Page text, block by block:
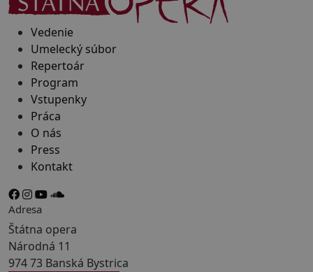
Vedenie
Umelecký súbor
Repertoár
Program
Vstupenky
Práca
O nás
Press
Kontakt
Adresa
Štátna opera
Národná 11
974 73 Banská Bystrica